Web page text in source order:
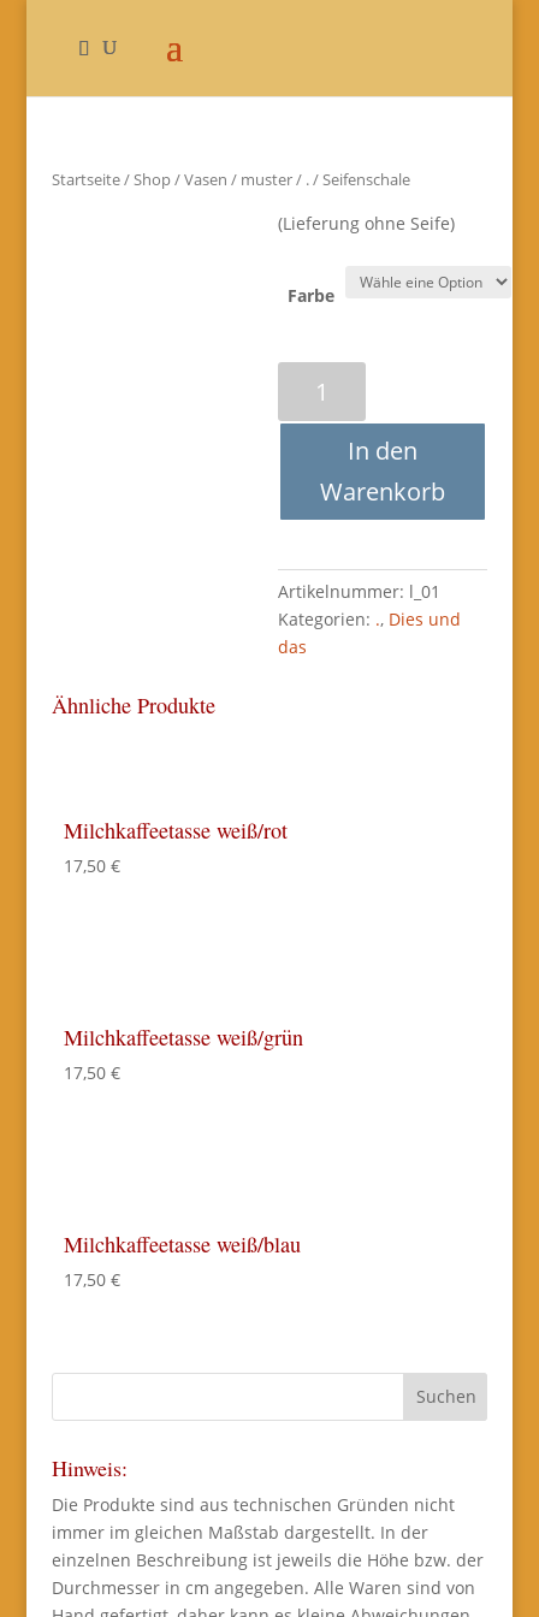
Startseite/Shop/Vasen / muster/ ./ Seifenschale
(Lieferung ohne Seife)
Farbe
Menge
In den
Warenkorb
Artikelnummer: l_01
Kategorien: ., Dies und
das
Ähnliche Produkte
Milchkaffeetasse weiß/rot
17,50 €
Milchkaffeetasse weiß/grün
17,50 €
Milchkaffeetasse weiß/blau
17,50 €
Hinweis:
Die Produkte sind aus technischen Gründen nicht
immer im gleichen Maßstab dargestellt. In der
einzelnen Beschreibung ist jeweils die Höhe bzw. der
Durchmesser in cm angegeben. Alle Waren sind von